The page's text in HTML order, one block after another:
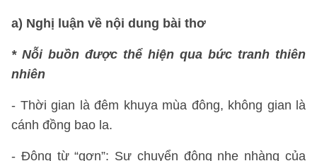
a) Nghị luận về nội dung bài thơ
* Nỗi buồn được thể hiện qua bức tranh thiên
nhiên
- Thời gian là đêm khuya mùa đông, không gian là
cánh đồng bao la.
- Động từ “gợn”: Sự chuyển động nhẹ nhàng của